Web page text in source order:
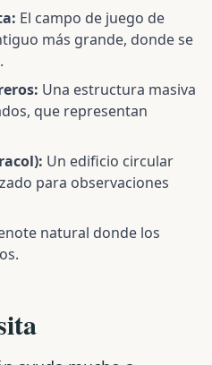
El campo de juego de
más grande, donde se
Una estructura masiva
que representan
Un edificio circular
para observaciones
natural donde los